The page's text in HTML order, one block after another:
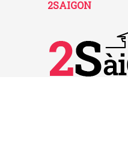
VẬN HÀNH VÀ
CÔNG TY TNHH